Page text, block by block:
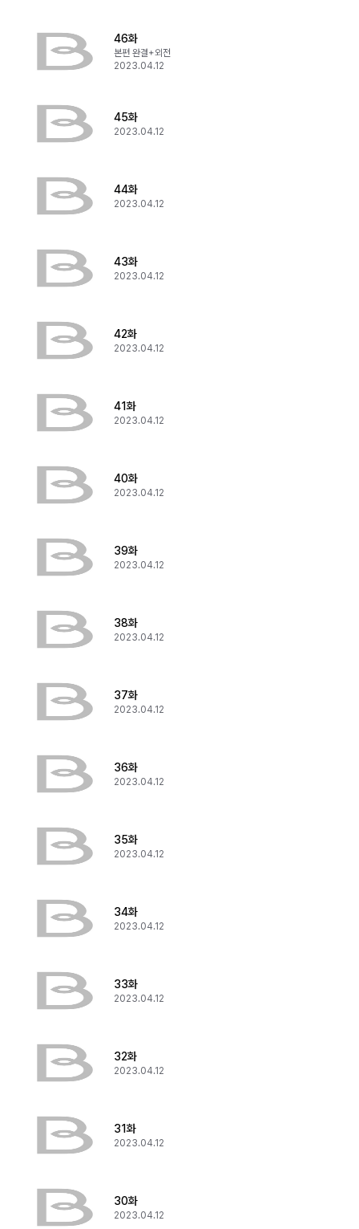
46화
본편 완결+외전
2023.04.12
45화
2023.04.12
44화
2023.04.12
43화
2023.04.12
42화
2023.04.12
41화
2023.04.12
40화
2023.04.12
39화
2023.04.12
38화
2023.04.12
37화
2023.04.12
36화
2023.04.12
35화
2023.04.12
34화
2023.04.12
33화
2023.04.12
32화
2023.04.12
31화
2023.04.12
30화
2023.04.12